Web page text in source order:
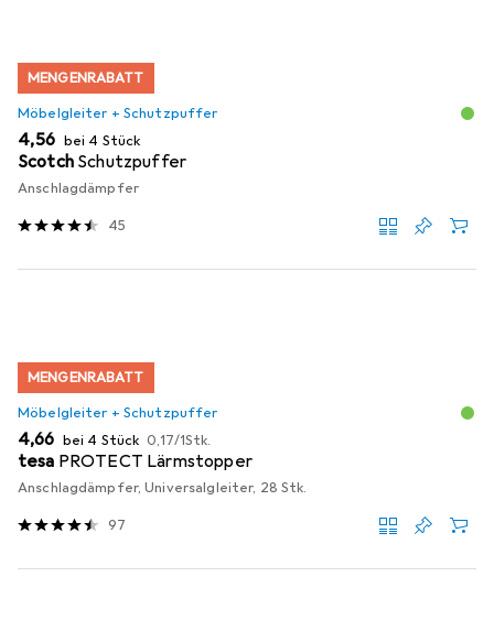
MENGENRABATT
Möbelgleiter + Schutzpuffer
EUR
4,56 bei 4 Stück
Scotch Schutzpuffer
Anschlagdämpfer
45
MENGENRABATT
Möbelgleiter + Schutzpuffer
EUR
4,66 bei 4 Stück EUR
0,17/1Stk.
tesa PROTECT Lärmstopper
Anschlagdämpfer, Universalgleiter, 28 Stk.
97